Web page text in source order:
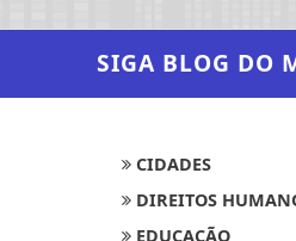
SIGA BLOG DO
CIDADES
DIREITOS
EDUCAÇÃO